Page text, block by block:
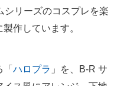
シリーズのコスプレを楽
作しています。
ハロプラ 」を、B-R サ